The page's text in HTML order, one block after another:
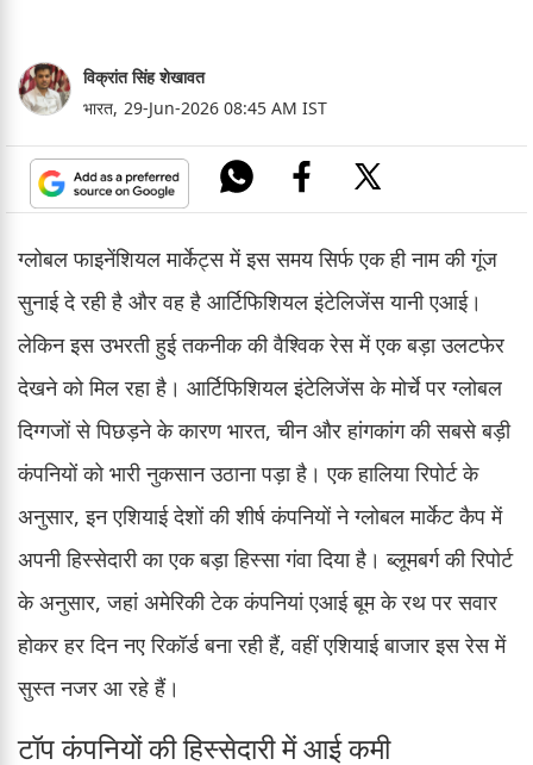
विक्रांत सिंह शेखावत
भारत, 29-Jun-2026 08:45 AM IST
ग्लोबल फाइनेंशियल मार्केट्स में इस समय सिर्फ एक ही नाम की गूंज
सुनाई दे रही है और वह है आर्टिफिशियल इंटेलिजेंस यानी एआई।
लेकिन इस उभरती हुई तकनीक की वैश्विक रेस में एक बड़ा उलटफेर
देखने को मिल रहा है। आर्टिफिशियल इंटेलिजेंस के मोर्चे पर ग्लोबल
दिग्गजों से पिछड़ने के कारण भारत, चीन और हांगकांग की सबसे बड़ी
कंपनियों को भारी नुकसान उठाना पड़ा है। एक हालिया रिपोर्ट के
अनुसार, इन एशियाई देशों की शीर्ष कंपनियों ने ग्लोबल मार्केट कैप में
अपनी हिस्सेदारी का एक बड़ा हिस्सा गंवा दिया है। ब्लूमबर्ग की रिपोर्ट
के अनुसार, जहां अमेरिकी टेक कंपनियां एआई बूम के रथ पर सवार
होकर हर दिन नए रिकॉर्ड बना रही हैं, वहीं एशियाई बाजार इस रेस में
सुस्त नजर आ रहे हैं।
टॉप कंपनियों की हिस्सेदारी में आई कमी